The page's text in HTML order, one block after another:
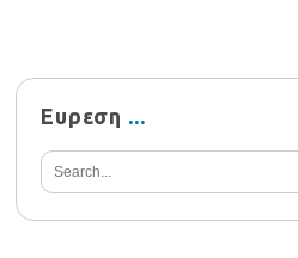
Ευρεση